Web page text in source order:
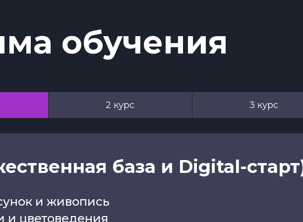
обучения
2 курс 3 курс
база и Digital-
и живопись
цветоведения